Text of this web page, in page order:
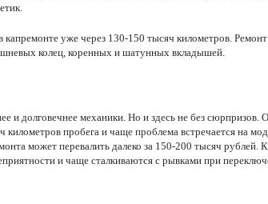
уже через 130-150 тысяч километров. Ремонт
колец, коренных и шатунных вкладышей.
и долговечнее механики. Но и здесь не без сюрпризов.
пробега и чаще проблема встречается на
может перевалить далеко за 150-200 тысяч рублей.
и чаще сталкиваются с рывками при